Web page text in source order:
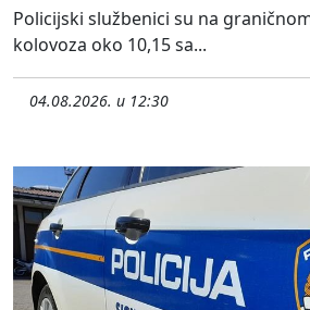
Policijski službenici su na
kolovoza oko 10,15 sa...
04.08.2026. u 12:30